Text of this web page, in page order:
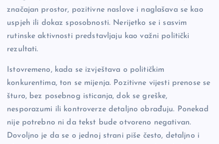
značajan prostor, pozitivne naslove i naglašava se kao
uspjeh ili dokaz sposobnosti. Nerijetko se i sasvim
rutinske aktivnosti predstavljaju kao važni politički
rezultati.
Istovremeno, kada se izvještava o političkim
konkurentima, ton se mijenja. Pozitivne vijesti prenose se
šturo, bez posebnog isticanja, dok se greške,
nesporazumi ili kontroverze detaljno obrađuju. Ponekad
nije potrebno ni da tekst bude otvoreno negativan.
Dovoljno je da se o jednoj strani piše često, detaljno i